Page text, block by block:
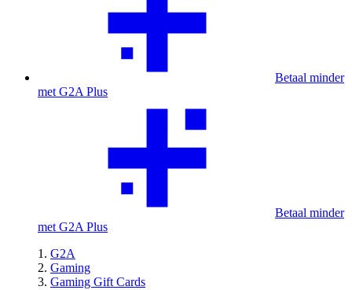
Betaal minder
met G2A Plus
Betaal minder
met G2A Plus
G2A
Gaming
Gaming Gift Cards